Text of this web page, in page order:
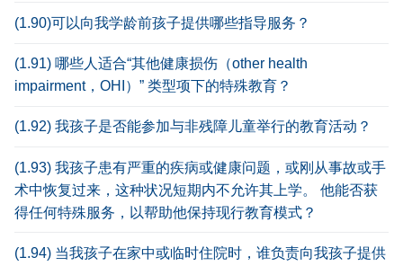
(1.90)可以向我学龄前孩子提供哪些指导服务？
(1.91) 哪些人适合“其他健康损伤（other health
impairment，OHI）” 类型项下的特殊教育？
(1.92) 我孩子是否能参加与非残障儿童举行的教育活动？
(1.93) 我孩子患有严重的疾病或健康问题，或刚从事故或手
术中恢复过来，这种状况短期内不允许其上学。 他能否获
得任何特殊服务，以帮助他保持现行教育模式？
(1.94) 当我孩子在家中或临时住院时，谁负责向我孩子提供